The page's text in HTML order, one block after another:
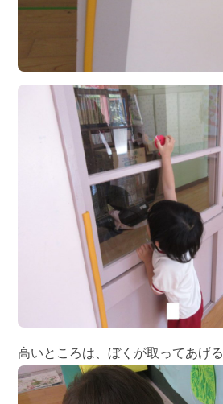
高いところは、ぼくが取ってあげる